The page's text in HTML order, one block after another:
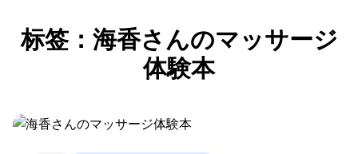
标签：海香さんのマッサージ
体験本